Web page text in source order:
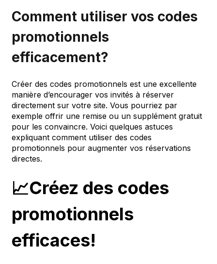
Comment utiliser vos codes
promotionnels
efficacement?
Créer des codes promotionnels est une excellente
manière d’encourager vos invités à réserver
directement sur votre site. Vous pourriez par
exemple offrir une remise ou un supplément gratuit
pour les convaincre. Voici quelques astuces
expliquant comment utiliser des codes
promotionnels pour augmenter vos réservations
directes.
📈Créez des codes
promotionnels
efficaces!